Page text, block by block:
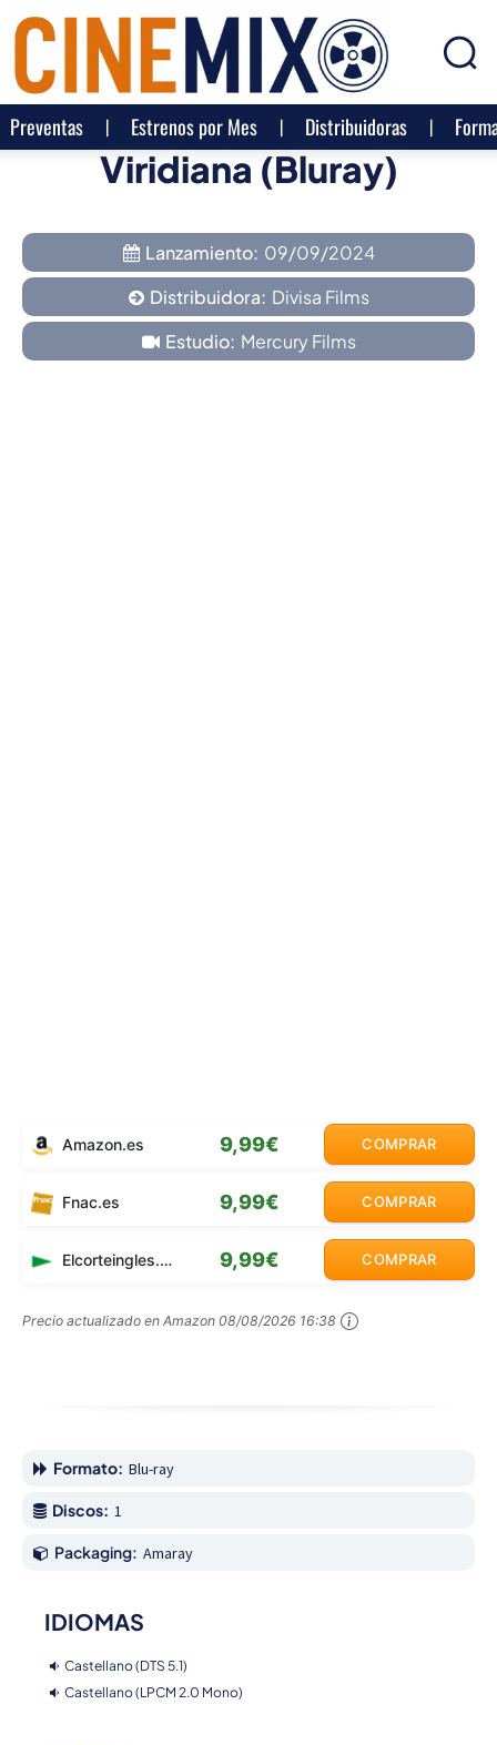
Preventas Estrenos por Mes Distribuidoras
Viridiana (Bluray)
Lanzamiento: 09/09/2024
Distribuidora: Divisa Films
Estudio: Mercury Films
Amazon.es 9,99€ COMPRAR
Fnac.es 9,99€ COMPRAR
Elcorteingles.es 9,99€ COMPRAR
Precio actualizado en Amazon 08/08/2026 16:38
Formato: Blu-ray
Discos: 1
Packaging: Amaray
IDIOMAS
Castellano (DTS 5.1)
Castellano (LPCM 2.0 Mono)